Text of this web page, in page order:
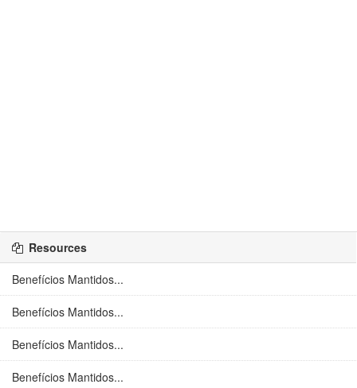
Resources
Benefícios Mantidos...
Benefícios Mantidos...
Benefícios Mantidos...
Benefícios Mantidos...